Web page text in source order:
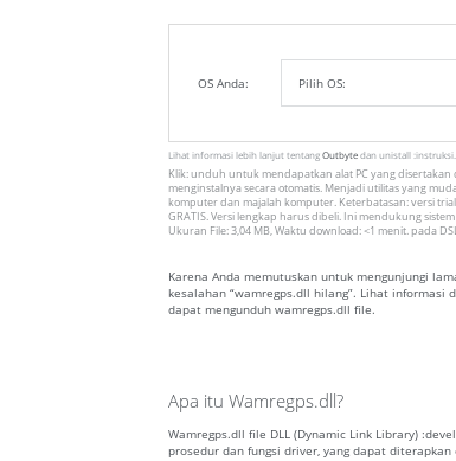
OS Anda:
Lihat informasi lebih lanjut tentangOutbytedan unistall
Klik: unduh untuk mendapatkan alat PC yang
menginstalnya secara otomatis. Menjadi utilitas yang
komputer dan majalah komputer. Keterbatasan: versi
GRATIS. Versi lengkap harus dibeli. Ini mendukung
Ukuran File: 3,04 MB, Waktu download: <1 menit. pada
Karena Anda memutuskan untuk mengunjungi
kesalahan “wamregps.dll hilang”. Lihat informasi
dapat mengunduh wamregps.dll file.
Apa itu Wamregps.dll?
Wamregps.dll file DLL (Dynamic Link Library)
prosedur dan fungsi driver, yang dapat diterapkan